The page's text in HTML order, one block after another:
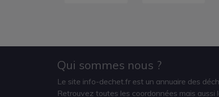
Qui sommes nous ?
Le site info-dechet.fr est un annuaire des
Retrouvez toutes les coordonnées mais aussi